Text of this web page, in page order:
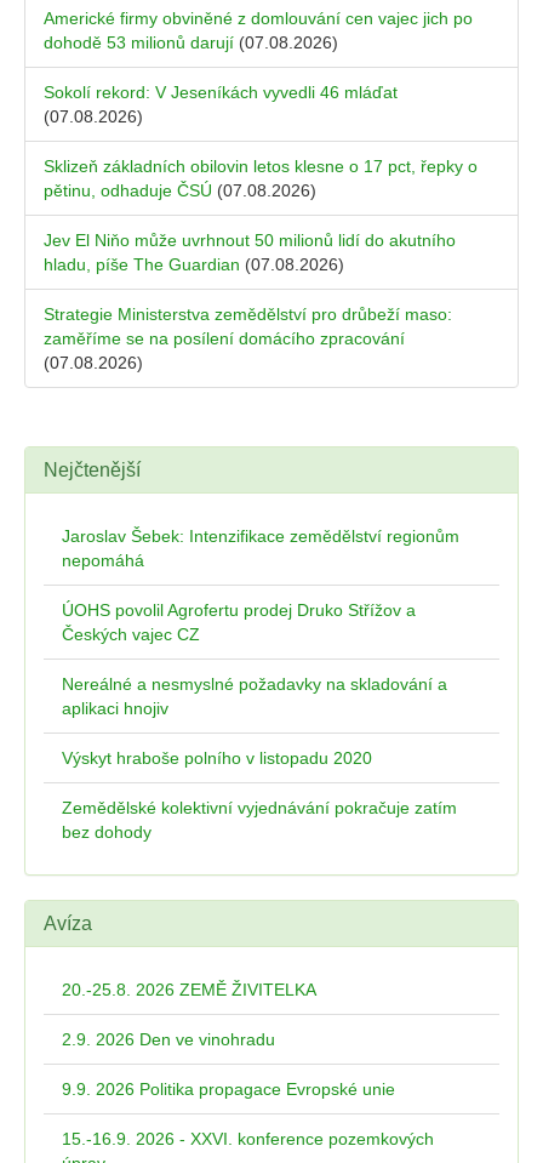
Americké firmy obviněné z domlouvání cen vajec jich po
dohodě 53 milionů darují (07.08.2026)
Sokolí rekord: V Jeseníkách vyvedli 46 mláďat
(07.08.2026)
Sklizeň základních obilovin letos klesne o 17 pct, řepky o
pětinu, odhaduje ČSÚ (07.08.2026)
Jev El Niňo může uvrhnout 50 milionů lidí do akutního
hladu, píše The Guardian (07.08.2026)
Strategie Ministerstva zemědělství pro drůbeží maso:
zaměříme se na posílení domácího zpracování
(07.08.2026)
Nejčtenější
Jaroslav Šebek: Intenzifikace zemědělství regionům
nepomáhá
ÚOHS povolil Agrofertu prodej Druko Střížov a
Českých vajec CZ
Nereálné a nesmyslné požadavky na skladování a
aplikaci hnojiv
Výskyt hraboše polního v listopadu 2020
Zemědělské kolektivní vyjednávání pokračuje zatím
bez dohody
Avíza
20.-25.8. 2026 ZEMĚ ŽIVITELKA
2.9. 2026 Den ve vinohradu
9.9. 2026 Politika propagace Evropské unie
15.-16.9. 2026 - XXVI. konference pozemkových